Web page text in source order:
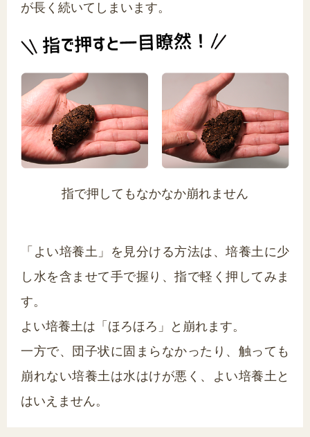
が長く続いてしまいます。
指で押してもなかなか崩れません
「よい培養土」を見分ける方法は、培養土に少
し水を含ませて手で握り、指で軽く押してみま
す。
よい培養土は「ほろほろ」と崩れます。
一方で、団子状に固まらなかったり、触っても
崩れない培養土は水はけが悪く、よい培養土と
はいえません。